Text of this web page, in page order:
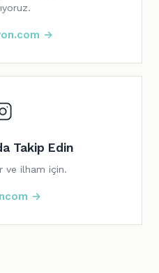
→
Takip Edin
ve ilham için.
→